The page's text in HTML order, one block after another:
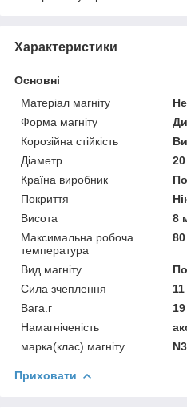
Характеристики
Основні
Матеріал магніту
Форма магніту
Корозійна стійкість
Діаметр
Країна виробник
Покриття
Висота
8
Максимальна робоча
температура
Вид магніту
Сила зчеплення
11
Вага.г
19
Намагніченість
марка(клас) магніту
Приховати